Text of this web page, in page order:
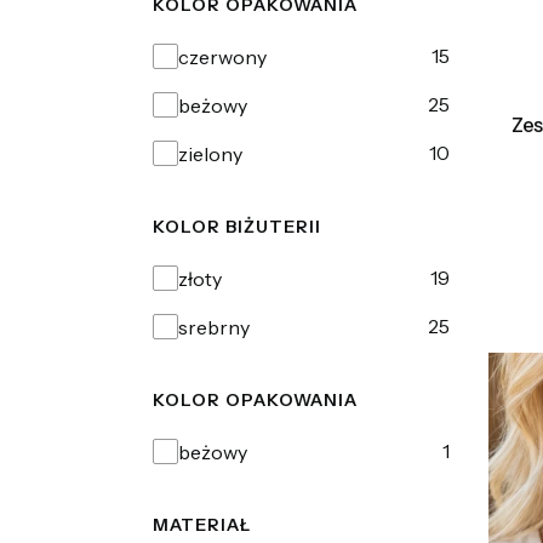
KOLOR OPAKOWANIA
Kolor opakowania
czerwony 15
beżowy 25
zielony 10
KOLOR BIŻUTERII
Kolor biżuterii
złoty 19
srebrny 25
KOLOR OPAKOWANIA
Kolor opakowania
beżowy 1
MATERIAŁ